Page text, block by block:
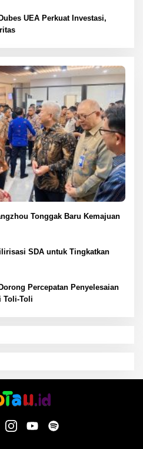
UEA Perkuat Investasi,
Tonggak Baru Kemajuan
SDA untuk Tingkatkan
Percepatan Penyelesaian
Toli-Toli